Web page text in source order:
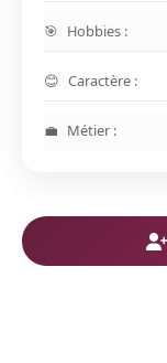
Hobbies :
Caractère :
Métier :